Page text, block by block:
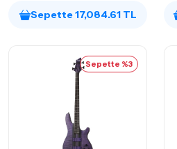
Sepette 17,084.61 TL
Sepette %3